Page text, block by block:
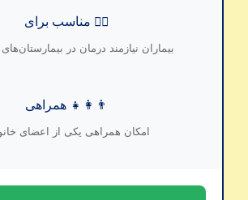
👨‍⚕️ مناسب برای
بیماران نیازمند درمان در
👨‍👩‍👧 همراهی
امکان همراهی یکی از اعضای